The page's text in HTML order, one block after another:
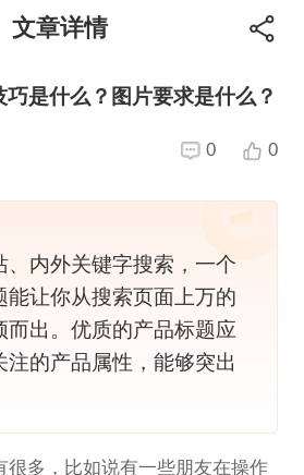
文章详情
是什么？图片要求是什么？
0 0
、内外关键字搜索，一个
能让你从搜索页面上万的
而出。优质的产品标题应
注的产品属性，能够突出
很多，比如说有一些朋友在操作